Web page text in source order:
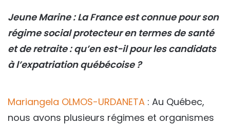
Jeune Marine : La France est connue pour son
régime social protecteur en termes de santé
et de retraite : qu’en est-il pour les candidats
à l’expatriation québécoise ?
Mariangela OLMOS-URDANETA : Au Québec,
nous avons plusieurs régimes et organismes